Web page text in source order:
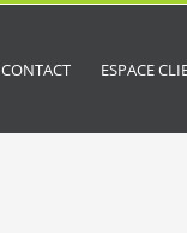
CONTACT ESPACE